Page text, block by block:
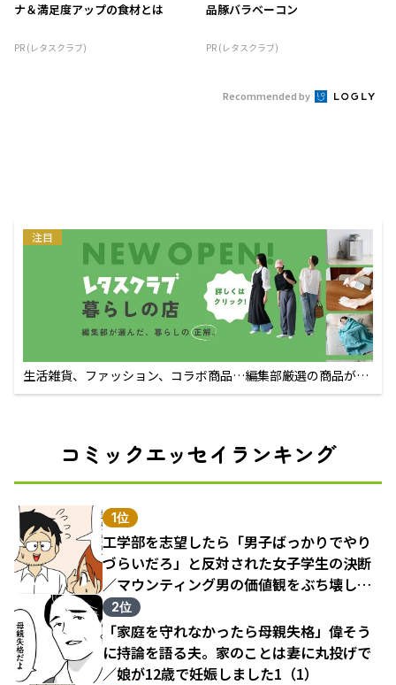
ナ＆満足度アップの食材とは
PR (レタスクラブ)
品豚バラベーコン
PR (レタスクラブ)
Recommended by
注目
生活雑貨、ファッション、コラボ商品…編集部厳選の商品が買
えるECサイト
コミックエッセイランキング
1位
工学部を志望したら「男子ばっかりでやり
づらいだろ」と反対された女子学生の決断
／マウンティング男の価値観をぶち壊した
結果（1）
2位
「家庭を守れなかったら母親失格」偉そう
に持論を語る夫。家のことは妻に丸投げで
／娘が12歳で妊娠しました1（1）